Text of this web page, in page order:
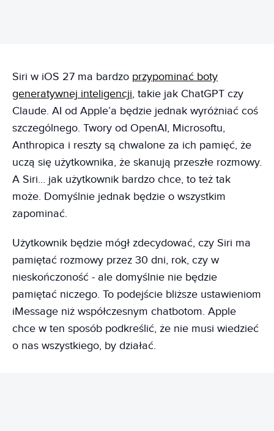
Siri w iOS 27 ma bardzo przypominać boty
generatywnej inteligencji, takie jak ChatGPT czy
Claude. AI od Apple’a będzie jednak wyróżniać coś
szczególnego. Twory od OpenAI, Microsoftu,
Anthropica i reszty są chwalone za ich pamięć, że
uczą się użytkownika, że skanują przeszłe rozmowy.
A Siri… jak użytkownik bardzo chce, to też tak
może. Domyślnie jednak będzie o wszystkim
zapominać.
Użytkownik będzie mógł zdecydować, czy Siri ma
pamiętać rozmowy przez 30 dni, rok, czy w
nieskończoność - ale domyślnie nie będzie
pamiętać niczego. To podejście bliższe ustawieniom
iMessage niż współczesnym chatbotom. Apple
chce w ten sposób podkreślić, że nie musi wiedzieć
o nas wszystkiego, by działać.